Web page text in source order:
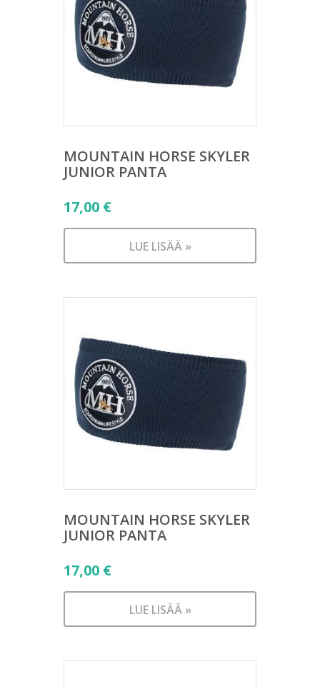
MOUNTAIN HORSE SKYLER
JUNIOR PANTA
17,00 €
LUE LISÄÄ »
MOUNTAIN HORSE SKYLER
JUNIOR PANTA
17,00 €
LUE LISÄÄ »